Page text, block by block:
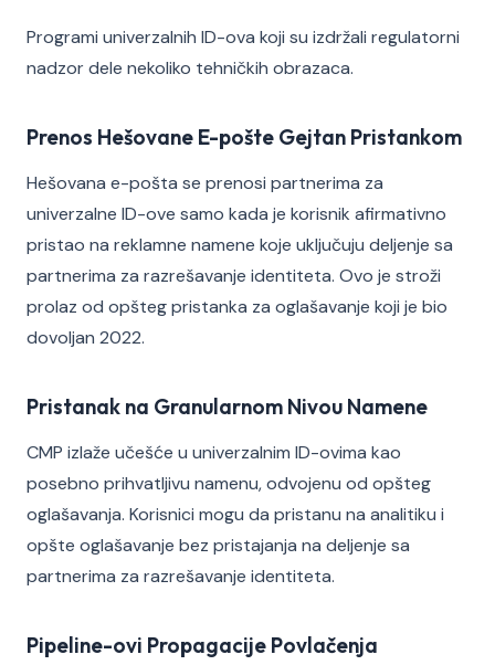
Programi univerzalnih ID-ova koji su izdržali regulatorni
nadzor dele nekoliko tehničkih obrazaca.
Prenos Hešovane E-pošte Gejtan Pristankom
Hešovana e-pošta se prenosi partnerima za
univerzalne ID-ove samo kada je korisnik afirmativno
pristao na reklamne namene koje uključuju deljenje sa
partnerima za razrešavanje identiteta. Ovo je stroži
prolaz od opšteg pristanka za oglašavanje koji je bio
dovoljan 2022.
Pristanak na Granularnom Nivou Namene
CMP izlaže učešće u univerzalnim ID-ovima kao
posebno prihvatljivu namenu, odvojenu od opšteg
oglašavanja. Korisnici mogu da pristanu na analitiku i
opšte oglašavanje bez pristajanja na deljenje sa
partnerima za razrešavanje identiteta.
Pipeline-ovi Propagacije Povlačenja